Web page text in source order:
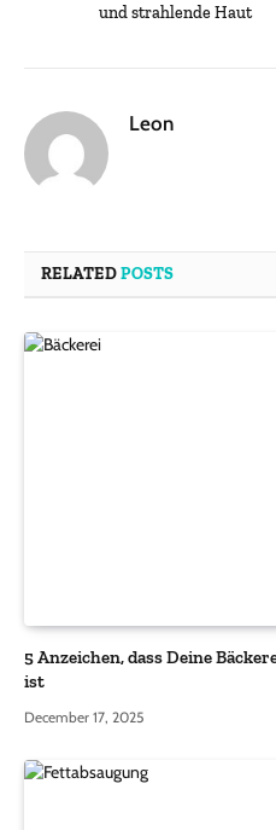
und strahlende Haut
Leon
RELATEDPOSTS
5 Anzeichen, dass Deine
ist
December 17, 2025